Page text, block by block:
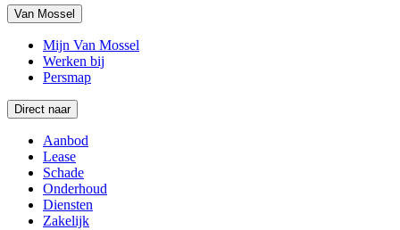
Van Mossel
Mijn Van Mossel
Werken bij
Persmap
Direct naar
Aanbod
Lease
Schade
Onderhoud
Diensten
Zakelijk